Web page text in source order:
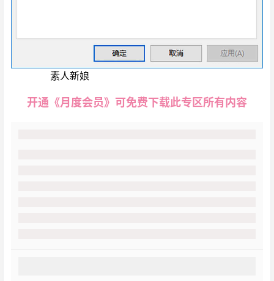
素人新娘
开通《月度会员》可免费下载此专区所有内容